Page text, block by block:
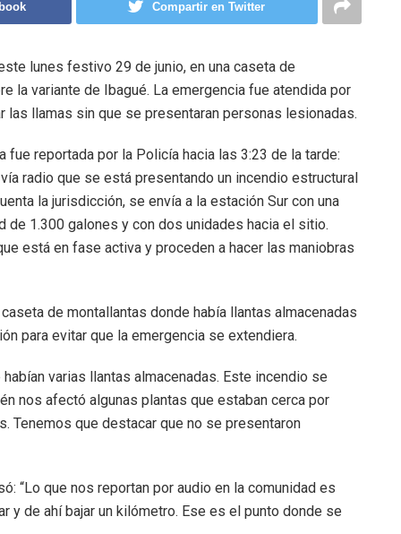
Compartir en Twitter
lunes festivo 29 de junio, en una caseta de
la variante de Ibagué. La emergencia fue atendida por
llamas sin que se presentaran personas lesionadas.
reportada por la Policía hacia las 3:23 de la tarde:
radio que se está presentando un incendio estructural
la jurisdicción, se envía a la estación Sur con una
de 1.300 galones y con dos unidades hacia el sitio.
está en fase activa y proceden a hacer las maniobras
de montallantas donde había llantas almacenadas
para evitar que la emergencia se extendiera.
varias llantas almacenadas. Este incendio se
nos afectó algunas plantas que estaban cerca por
Tenemos que destacar que no se presentaron
“Lo que nos reportan por audio en la comunidad es
y de ahí bajar un kilómetro. Ese es el punto donde se